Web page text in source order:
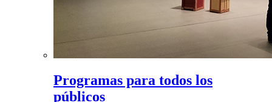
Programas para todos los
públicos